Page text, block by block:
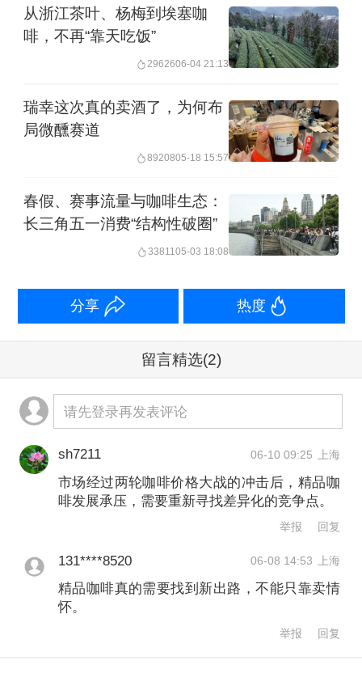
蚁资本在内的多家机构的数亿元A+轮融
资，一度拥有了近200家门店。
Seesaw的基本面变得并不乐观，其也开
启了一轮关店调整，开始退守其起家的
半年起，Seesaw多次传出欠薪、拖欠供
应商货款的消息，创始人吴晓梅也一度
有债权人今日告诉记者，Seesaw从2023
年末就开始拖欠他的货款，多次追讨
约执行，因此最终将其告上法庭，但直
到目前仍未能拿到拖欠的款项。而首次
债权人会议也没有进一步的消息透露。
记者当天询问部分Seesaw的投资方，但
截至发稿时并未收到进一步回应。
北京市通商律师事务所上海分所向第一
财经回应表示，目前西舍咖啡破产清算
还在推进，是否会有重整方等后续进展
从浙江茶叶、杨梅到埃塞咖
啡，不再“靠天吃饭”
2962606-04 21:13
瑞幸这次真的卖酒了，为何布
局微醺赛道
8920805-18 15:57
春假、赛事流量与咖啡生态：
长三角五一消费“结构性破圈”
3381105-03 18:08
分享 热度
留言精选(2)
请先登录再发表评论
sh7211 06-10 09:25 上海
市场经过两轮咖啡价格大战的冲击后，精品咖
啡发展承压，需要重新寻找差异化的竞争点。
举报 回复
131****8520 06-08 14:53 上海
精品咖啡真的需要找到新出路，不能只靠卖情
怀。
举报 回复